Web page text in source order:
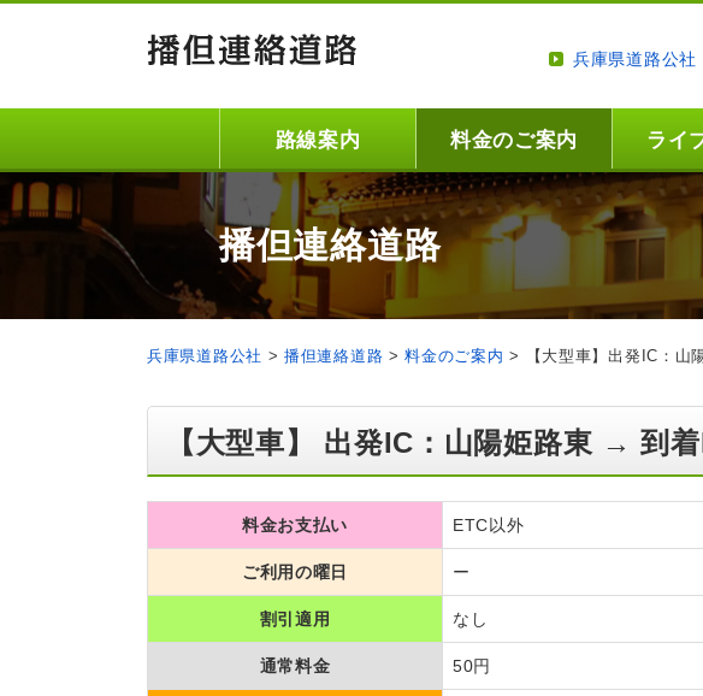
兵庫県道路公社
路線案内 料金のご案内 ライ
播但連絡道路
兵庫県道路公社 >播但連絡道路 >料金のご案内 > 【大型車】出発IC：
【大型車】 出発IC：山陽姫路東 → 到
料金お支払い ETC以外
ご利用の曜日 ー
割引適用 なし
通常料金 50円